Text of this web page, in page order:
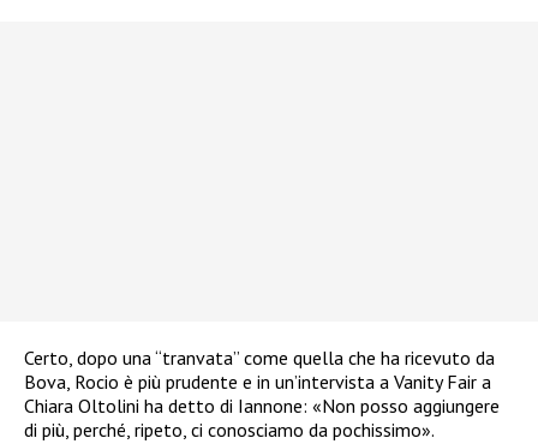
Certo, dopo una “tranvata” come quella che ha ricevuto da
Bova, Rocio è più prudente e in un’intervista a Vanity Fair a
Chiara Oltolini ha detto di Iannone: «Non posso aggiungere
di più, perché, ripeto, ci conosciamo da pochissimo».